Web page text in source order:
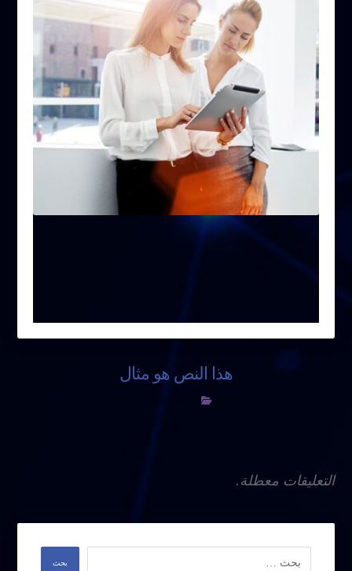
هذا النص هو مثال
التعليقات معطلة.